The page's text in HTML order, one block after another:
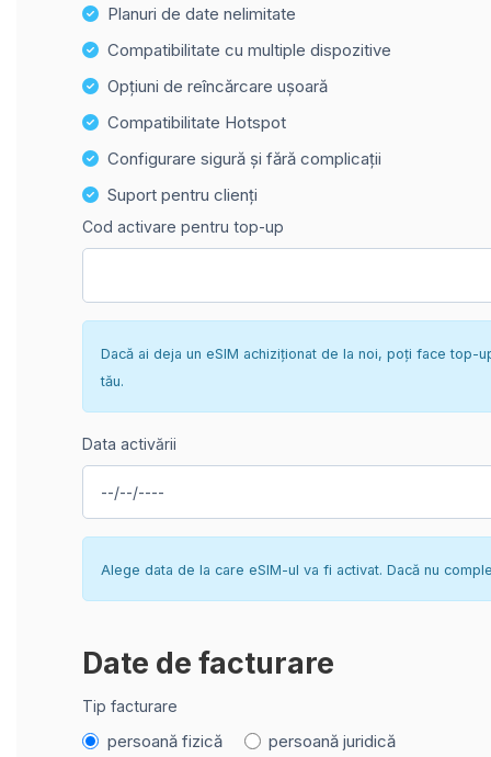
Planuri de date nelimitate
Compatibilitate cu multiple dispozitive
Opțiuni de reîncărcare ușoară
Compatibilitate Hotspot
Configurare sigură și fără complicații
Suport pentru clienți
Cod activare pentru top-up
Dacă ai deja un eSIM achiziționat de la noi, poți face
tău.
Data activării
Alege data de la care eSIM-ul va fi activat. Dacă nu
Date de facturare
Tip facturare
persoană fizică persoană juridică